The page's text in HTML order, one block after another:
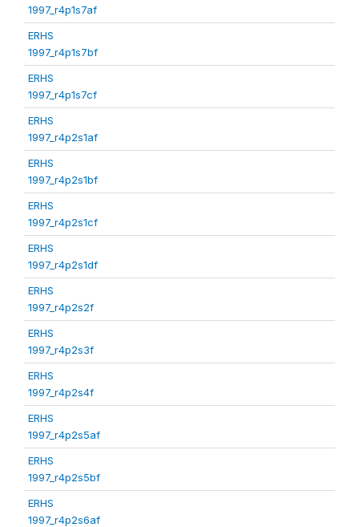
1997_r4p1s7af
ERHS
1997_r4p1s7bf
ERHS
1997_r4p1s7cf
ERHS
1997_r4p2s1af
ERHS
1997_r4p2s1bf
ERHS
1997_r4p2s1cf
ERHS
1997_r4p2s1df
ERHS
1997_r4p2s2f
ERHS
1997_r4p2s3f
ERHS
1997_r4p2s4f
ERHS
1997_r4p2s5af
ERHS
1997_r4p2s5bf
ERHS
1997_r4p2s6af